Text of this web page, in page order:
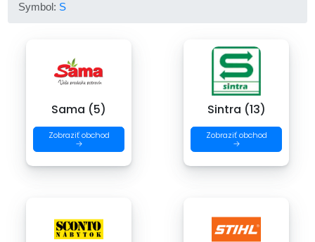
Symbol: S
Sama (5)
Zobraziť obchod
→
Sintra (13)
Zobraziť obchod
→